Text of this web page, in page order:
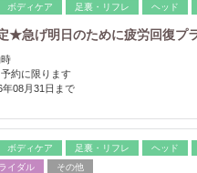
ボディケア 足裏・リフレ ヘッド
★急げ明日のために疲労回復プ
予約に限ります
年08月31日まで
ボディケア 足裏・リフレ ヘッド
イダル その他